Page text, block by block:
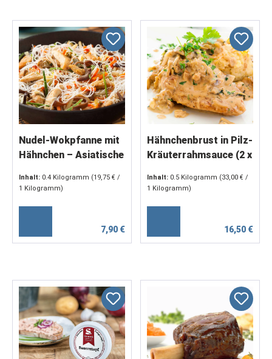
Nudel-Wokpfanne mit
Hähnchen – Asiatische
& Gemüse (1 x 400 g)
Inhalt: 0.4 Kilogramm (19,75 € /
1 Kilogramm)
7,90 €
Hähnchenbrust in Pilz-
Kräuterrahmsauce (2 x
Inhalt: 0.5 Kilogramm (33,00 € /
1 Kilogramm)
16,50 €